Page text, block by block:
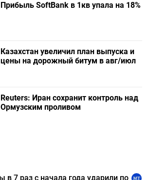
Прибыль SoftBank в 1кв упала на 18%
Казахстан увеличил план выпуска и
цены на дорожный битум в авг/июл
Reuters: Иран сохранит контроль над
Ормузским проливом